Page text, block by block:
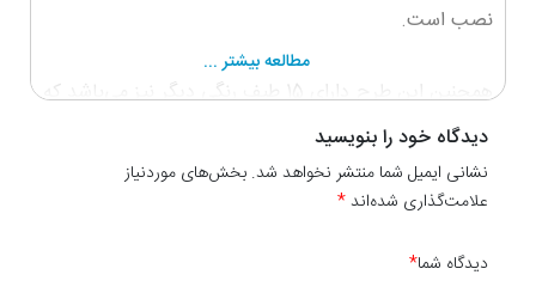
نصب است.
همچنین این طرح دارای 15 طیف رنگی دیگر نیز می‌باشد که
کاغذ دیواری
کدهای۱۰۰۵۹، ۱۰۰۶۰ ، ۱۰۰۶۱ ۱۰۰۶۲ ، ۱۰۰۶۳، ۱۰۰۶۴ ،۱۰۰۶۵
مطالعه بیشتر ...
دیدگاه خود را بنویسید
نشانی ایمیل شما منتشر نخواهد شد. بخش‌های موردنیاز
علامت‌گذاری شده‌اند*
دیدگاه شما*